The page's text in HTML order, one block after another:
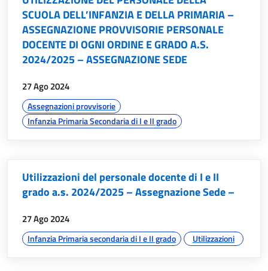
SCUOLA DELL’INFANZIA E DELLA PRIMARIA –
ASSEGNAZIONE PROVVISORIE PERSONALE
DOCENTE DI OGNI ORDINE E GRADO A.S.
2024/2025 – ASSEGNAZIONE SEDE
data:
27 Ago 2024
argomenti:
Assegnazioni provvisorie
Infanzia Primaria Secondaria di I e II grado
Utilizzazioni del personale docente di I e II
grado a.s. 2024/2025 – Assegnazione Sede –
data:
27 Ago 2024
argomenti:
Infanzia Primaria secondaria di I e II grado Utilizzazioni